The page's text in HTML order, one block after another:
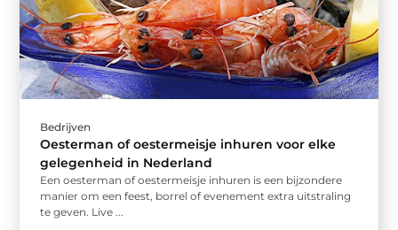
Bedrijven
Oesterman of oestermeisje inhuren voor elke
gelegenheid in Nederland
Een oesterman of oestermeisje inhuren is een bijzondere
manier om een feest, borrel of evenement extra uitstraling
te geven. Live ...